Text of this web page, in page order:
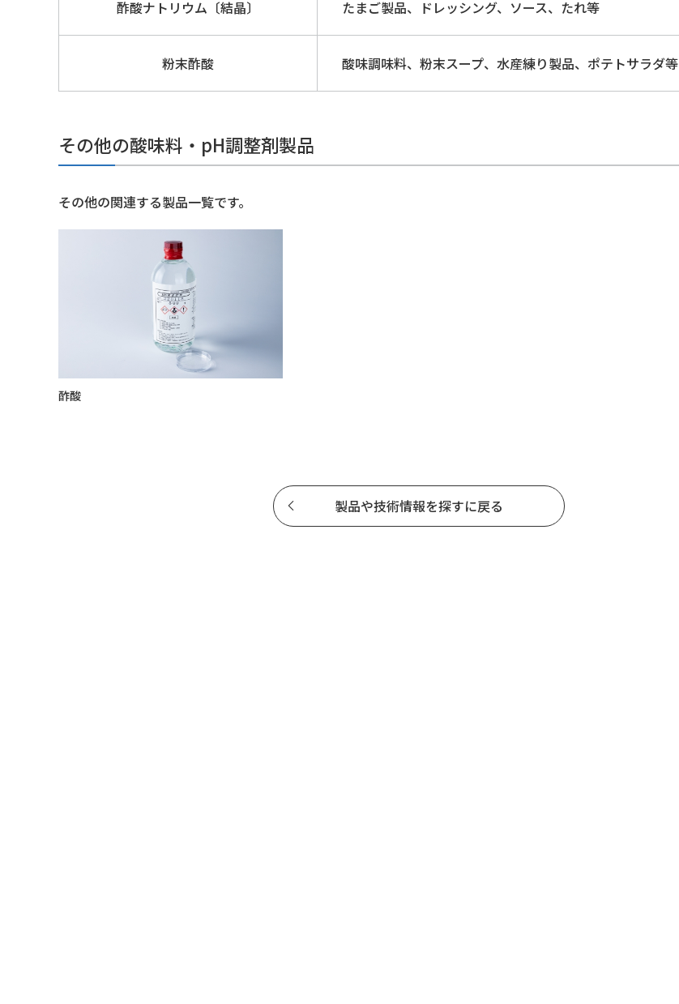
酢酸ナトリウム〔結晶〕 たまご製品、ドレッシング、ソース、たれ等
粉末酢酸 酸味調味料、粉末スープ、水産練り製品、ポテトサラダ等
その他の酸味料・pH調整剤製品
その他の関連する製品一覧です。
酢酸
製品や技術情報を探すに戻る